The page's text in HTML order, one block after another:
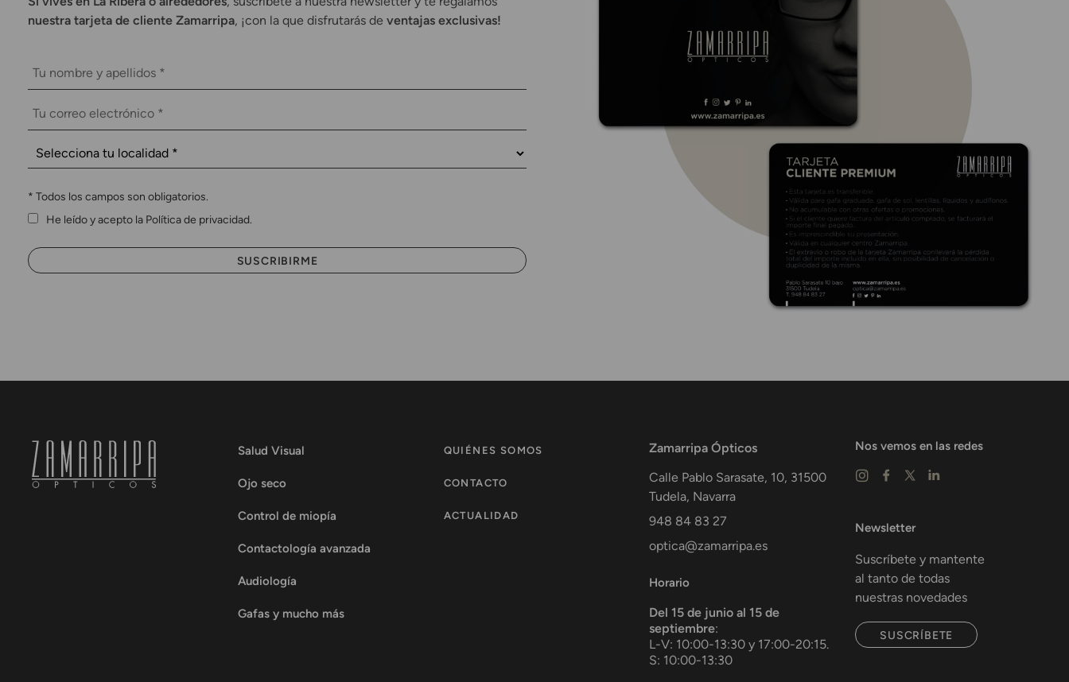
nuestra tarjeta de cliente Zamarripa, ¡con la que disfrutarás de ventajas exclusivas!
* Todos los campos son obligatorios.
He leído y acepto la Política de privacidad.
Salud Visual
Ojo seco
Control de miopía
Contactología avanzada
Audiología
Gafas y mucho más
QUIÉNES SOMOS
CONTACTO
ACTUALIDAD
Zamarripa Ópticos
Calle Pablo Sarasate, 10, 31500
Tudela, Navarra
948 84 83 27
optica@zamarripa.es
Horario
Del 15 de junio al 15 de
septiembre:
L-V: 10:00-13:30 y 17:00-20:15.
S: 10:00-13:30
Nos vemos en las redes
Newsletter
Suscríbete y mantente
al tanto de todas
nuestras novedades
SUSCRÍBETE